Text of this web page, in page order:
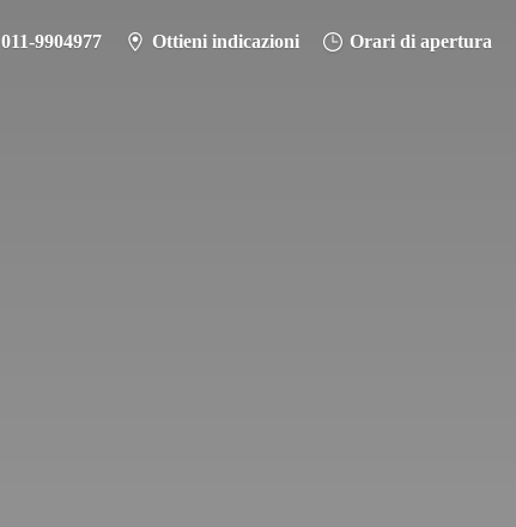
011-9904977 Ottieni indicazioni Orari di apertura